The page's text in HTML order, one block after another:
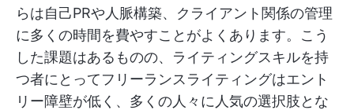
らは自己PRや人脈構築、クライアント関係の管理
に多くの時間を費やすことがよくあります。こう
した課題はあるものの、ライティングスキルを持
つ者にとってフリーランスライティングはエント
リー障壁が低く、多くの人々に人気の選択肢とな